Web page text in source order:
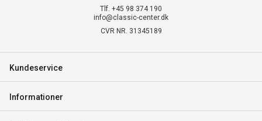
Tlf. +45 98 374 190
info@classic-center.dk
CVR NR. 31345189
Kundeservice
Informationer